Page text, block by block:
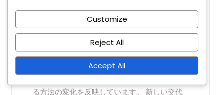
略と保守的戦略のトレードオフ 最近の交代ル
ールの変更点は何ですか？ 最近の交代ルール
の変更は、さまざまなスポーツにおけるプレー
の流れと戦略的な深みを高めるために実施され
ました。これらの更新は、許可される交代の数
や交代が行える条件に焦点を当てており、チー
る方法の変化を反映しています。 新しい交代
Customize
Reject All
Accept All